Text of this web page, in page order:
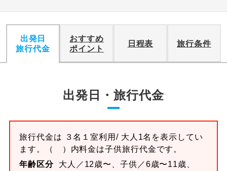
出発日
旅行代金
おすすめ
ポイント
日程表 旅行条件
出発日・旅行代金
旅行代金は ３名１室利用/ 大人1名を表示してい
ます。
（ ）内料金は子供旅行代金です。
年齢区分
大人／12歳〜、子供／6歳〜11歳、